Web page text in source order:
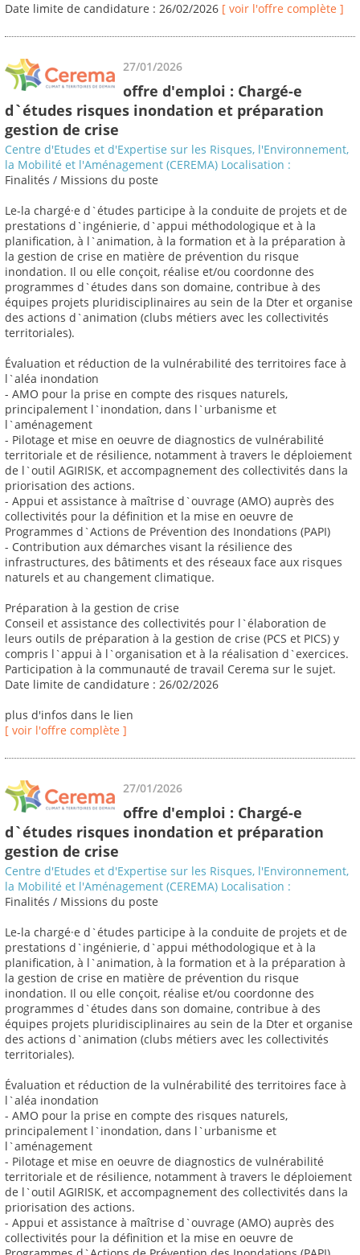
Date limite de candidature : 26/02/2026 [ voir l'offre complète ]
27/01/2026
offre d'emploi : Chargé-e
d`études risques inondation et préparation
gestion de crise
Centre d'Etudes et d'Expertise sur les Risques, l'Environnement,
la Mobilité et l'Aménagement (CEREMA) Localisation :
Finalités / Missions du poste
Le-la chargé·e d`études participe à la conduite de projets et de
prestations d`ingénierie, d`appui méthodologique et à la
planification, à l`animation, à la formation et à la préparation à
la gestion de crise en matière de prévention du risque
inondation. Il ou elle conçoit, réalise et/ou coordonne des
programmes d`études dans son domaine, contribue à des
équipes projets pluridisciplinaires au sein de la Dter et organise
des actions d`animation (clubs métiers avec les collectivités
territoriales).
Évaluation et réduction de la vulnérabilité des territoires face à
l`aléa inondation
- AMO pour la prise en compte des risques naturels,
principalement l`inondation, dans l`urbanisme et
l`aménagement
- Pilotage et mise en oeuvre de diagnostics de vulnérabilité
territoriale et de résilience, notamment à travers le déploiement
de l`outil AGIRISK, et accompagnement des collectivités dans la
priorisation des actions.
- Appui et assistance à maîtrise d`ouvrage (AMO) auprès des
collectivités pour la définition et la mise en oeuvre de
Programmes d`Actions de Prévention des Inondations (PAPI)
- Contribution aux démarches visant la résilience des
infrastructures, des bâtiments et des réseaux face aux risques
naturels et au changement climatique.
Préparation à la gestion de crise
Conseil et assistance des collectivités pour l`élaboration de
leurs outils de préparation à la gestion de crise (PCS et PICS) y
compris l`appui à l`organisation et à la réalisation d`exercices.
Participation à la communauté de travail Cerema sur le sujet.
Date limite de candidature : 26/02/2026
plus d'infos dans le lien
[ voir l'offre complète ]
27/01/2026
offre d'emploi : Chargé-e
d`études risques inondation et préparation
gestion de crise
Centre d'Etudes et d'Expertise sur les Risques, l'Environnement,
la Mobilité et l'Aménagement (CEREMA) Localisation :
Finalités / Missions du poste
Le-la chargé·e d`études participe à la conduite de projets et de
prestations d`ingénierie, d`appui méthodologique et à la
planification, à l`animation, à la formation et à la préparation à
la gestion de crise en matière de prévention du risque
inondation. Il ou elle conçoit, réalise et/ou coordonne des
programmes d`études dans son domaine, contribue à des
équipes projets pluridisciplinaires au sein de la Dter et organise
des actions d`animation (clubs métiers avec les collectivités
territoriales).
Évaluation et réduction de la vulnérabilité des territoires face à
l`aléa inondation
- AMO pour la prise en compte des risques naturels,
principalement l`inondation, dans l`urbanisme et
l`aménagement
- Pilotage et mise en oeuvre de diagnostics de vulnérabilité
territoriale et de résilience, notamment à travers le déploiement
de l`outil AGIRISK, et accompagnement des collectivités dans la
priorisation des actions.
- Appui et assistance à maîtrise d`ouvrage (AMO) auprès des
collectivités pour la définition et la mise en oeuvre de